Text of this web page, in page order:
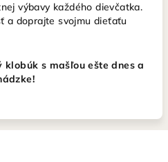
výbavy každého dievčatka.
a doprajte svojmu dieťaťu
s mašľou ešte dnes a